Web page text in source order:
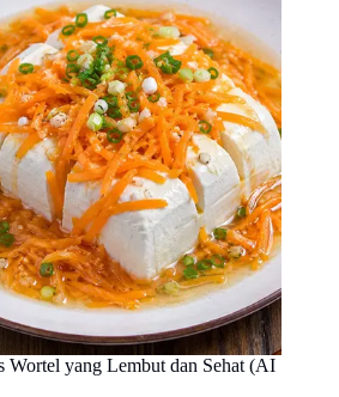
Wortel yang Lembut dan Sehat (AI